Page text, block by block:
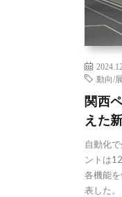
動向/
関西
えた
自動化
ントは
各機能
表した